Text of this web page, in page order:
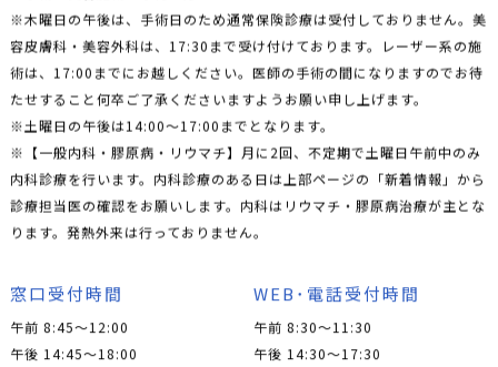
※木曜日の午後は、手術日のため通常保険診療は受付しておりません。美
容皮膚科・美容外科は、17:30まで受け付けております。レーザー系の施
術は、17:00までにお越しください。医師の手術の間になりますのでお待
たせすること何卒ご了承くださいますようお願い申し上げます。
※土曜日の午後は14:00〜17:00までとなります。
※【一般内科・膠原病・リウマチ】月に2回、不定期で土曜日午前中のみ
内科診療を行います。内科診療のある日は上部ページの「新着情報」から
診療担当医の確認をお願いします。内科はリウマチ・膠原病治療が主とな
ります。発熱外来は行っておりません。
窓口受付時間
午前 8:45～12:00
午後 14:45～18:00
WEB･電話受付時間
午前 8:30～11:30
午後 14:30～17:30